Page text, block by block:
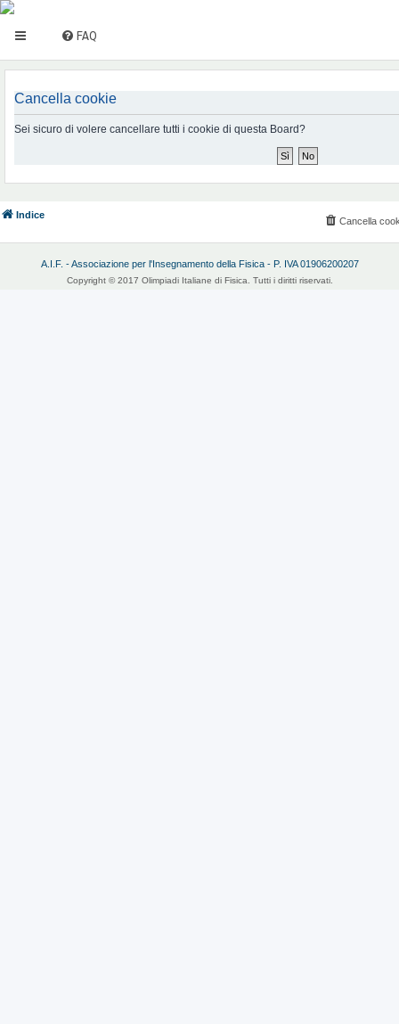
FAQ
Cancella cookie
Sei sicuro di volere cancellare tutti i cookie di questa Board?
Indice
Cancella
A.I.F. - Associazione per l'Insegnamento della Fisica - P. IVA 01906200207
Copyright © 2017 Olimpiadi Italiane di Fisica. Tutti i diritti riservati.